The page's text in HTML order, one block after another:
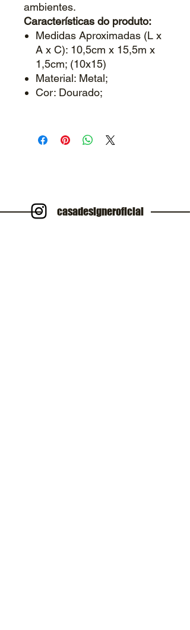
ambientes.
Características do produto:
Medidas Aproximadas (L x
A x C): 10,5cm x 15,5m x
1,5cm; (10x15)
Material: Metal;
Cor: Dourado;
casadesigneroficial